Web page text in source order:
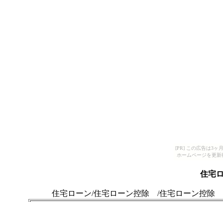
[PR] この広告は3ヶ
ホームページを更
住宅
住宅ローン/住宅ローン控除 /住宅ローン